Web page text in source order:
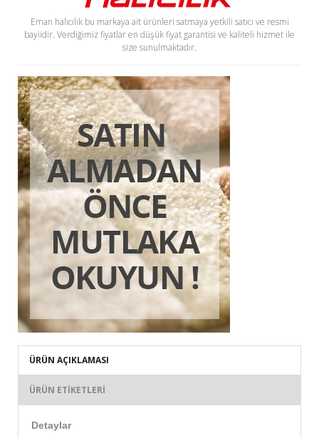
Eman halıcılık bu markaya ait ürünleri satmaya yetkili satıcı ve resmi
bayiidir. Verdiğimiz fiyatlar en düşük fiyat garantisi ve kaliteli hizmet ile
size sunulmaktadır.
ÜRÜN AÇIKLAMASI
ÜRÜN ETIKETLERI
Detaylar